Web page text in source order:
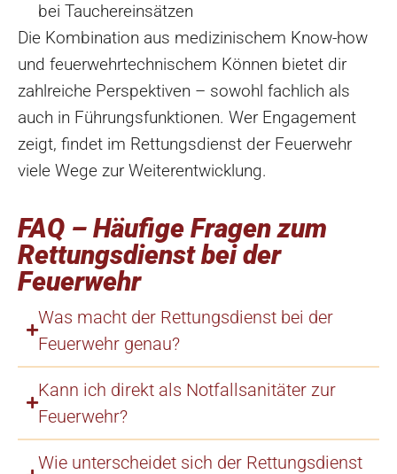
bei Tauchereinsätzen
Die Kombination aus medizinischem Know-how
und feuerwehrtechnischem Können bietet dir
zahlreiche Perspektiven – sowohl fachlich als
auch in Führungsfunktionen. Wer Engagement
zeigt, findet im Rettungsdienst der Feuerwehr
viele Wege zur Weiterentwicklung.
FAQ – Häufige Fragen zum
Rettungsdienst bei der
Feuerwehr
Was macht der Rettungsdienst bei der
Feuerwehr genau?
Kann ich direkt als Notfallsanitäter zur
Feuerwehr?
Wie unterscheidet sich der Rettungsdienst